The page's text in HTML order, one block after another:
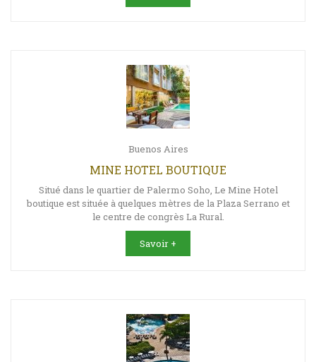
Buenos Aires
MINE HOTEL BOUTIQUE
Situé dans le quartier de Palermo Soho, Le Mine Hotel
boutique est située à quelques mètres de la Plaza Serrano et
le centre de congrès La Rural.
Savoir +